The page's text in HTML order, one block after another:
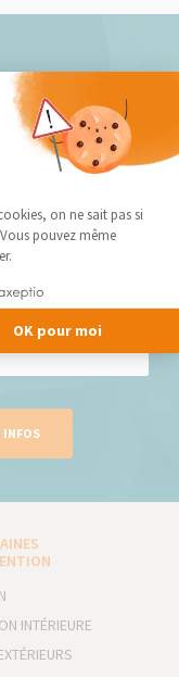
actus
pour la
spécialiste en
INFOS
INTÉRIEURE
on ne sait pas si
pouvez même
OK pour moi